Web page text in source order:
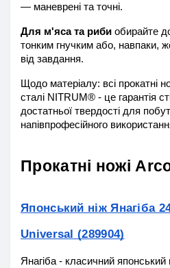
— маневрені та точні.
Для м'яса та риби обирайте
тонким гнучким або, навпаки,
від завдання.
Щодо матеріалу: всі прокатні
сталі NITRUM® - це гарантія
достатньої твердості для
напівпрофесійного
Прокатні ножі
Японський ніж Янагіба
Universal (289904)
Янагіба - класичний японський